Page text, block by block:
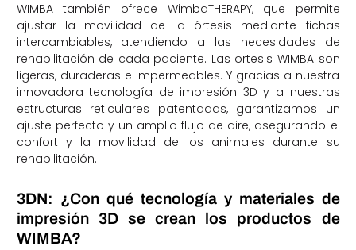
WIMBA también ofrece WimbaTHERAPY, que permite
ajustar la movilidad de la órtesis mediante fichas
intercambiables, atendiendo a las necesidades de
rehabilitación de cada paciente. Las ortesis WIMBA son
ligeras, duraderas e impermeables. Y gracias a nuestra
innovadora tecnología de impresión 3D y a nuestras
estructuras reticulares patentadas, garantizamos un
ajuste perfecto y un amplio flujo de aire, asegurando el
confort y la movilidad de los animales durante su
rehabilitación.
3DN: ¿Con qué tecnología y materiales de
impresión 3D se crean los productos de
WIMBA?